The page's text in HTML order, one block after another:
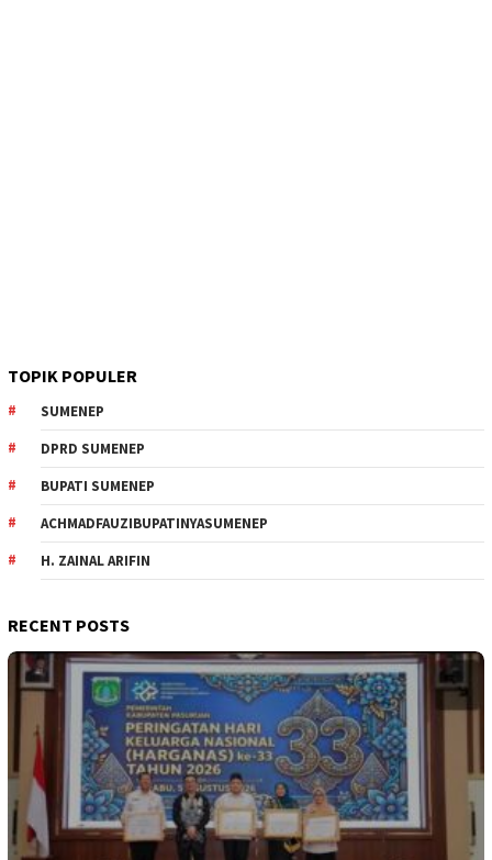
TOPIK POPULER
SUMENEP
DPRD SUMENEP
BUPATI SUMENEP
ACHMADFAUZIBUPATINYASUMENEP
H. ZAINAL ARIFIN
RECENT POSTS